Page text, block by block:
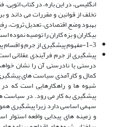
انگلیسى، در این باره، در کتاب
تخلف از قوانین و مقررات مى داند و
بهبود وضع اقتصادى، تعدیل ثروت،
بیکاران و بزه کاران را توصیه نموده
1-3-مفهوم پیشگیری از جرم و اقسام پیشگیری :
پیشگیری از جرم فرآیندی عقلانی
درستی یا نادرستی آن را نشان
کمال و کارآمدی سیاست های
شیوه ها و راهکارهایی است که
پیشگیری به کار می رود. در سیاست
سهمی اساسی دارد زیرا پیشگیری
و زمینه های پیدایی واقعه استوار